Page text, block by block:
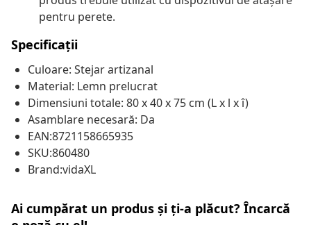
pentru perete.
Specificații
Culoare: Stejar artizanal
Material: Lemn prelucrat
Dimensiuni totale: 80 x 40 x 75 cm (L x l x î)
Asamblare necesară: Da
EAN:8721158665935
SKU:860480
Brand:vidaXL
Ai cumpărat un produs și ți-a plăcut? Încarcă